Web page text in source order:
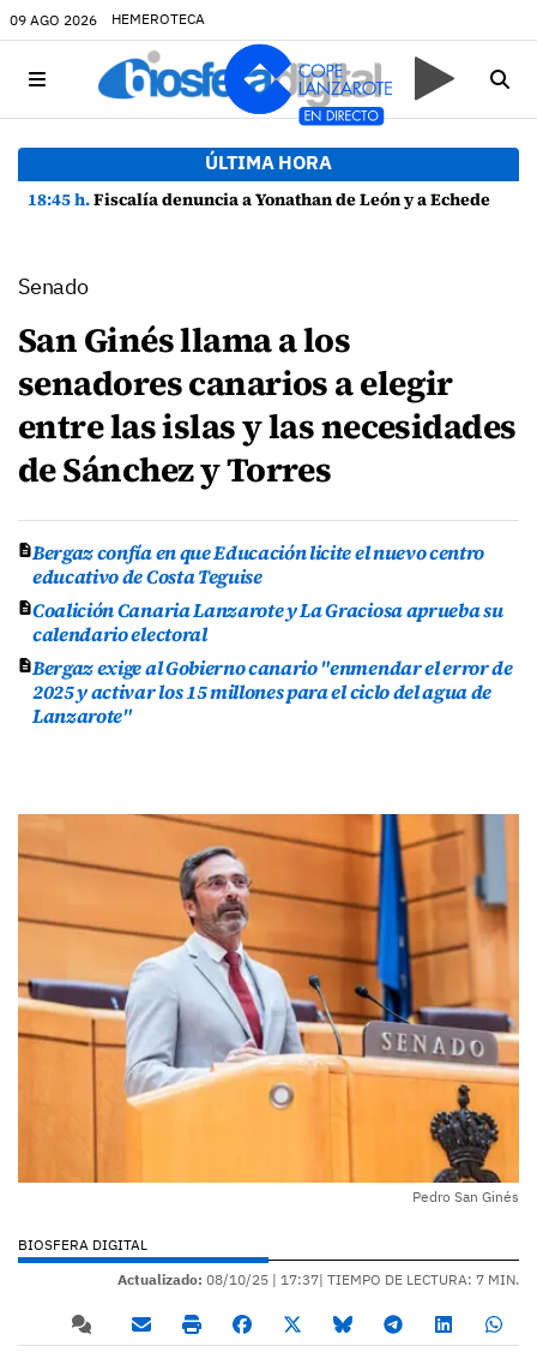
09 AGO 2026 HEMEROTECA
ÚLTIMA HORA
18:45 h.Fiscalía denuncia a Yonathan de León y a Echedey Eugenio por presuntas anomalías en contratos festivos
Senado
San Ginés llama a los
senadores canarios a elegir
entre las islas y las necesidades
de Sánchez y Torres
Bergaz confía en que Educación licite el nuevo centro
educativo de Costa Teguise
Coalición Canaria Lanzarote y La Graciosa aprueba su
calendario electoral
Bergaz exige al Gobierno canario "enmendar el error de
2025 y activar los 15 millones para el ciclo del agua de
Lanzarote"
Pedro San Ginés
BIOSFERA DIGITAL
Actualizado: 08/10/25 | 17:37| TIEMPO DE LECTURA: 7 MIN.